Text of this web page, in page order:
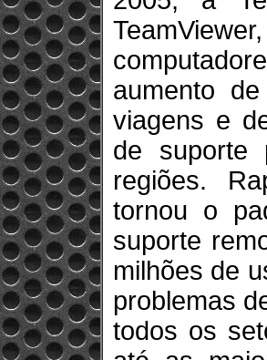
aumento
viagens e
de suporte
regiões.
tornou o
suporte
milhões de
problemas
todos os